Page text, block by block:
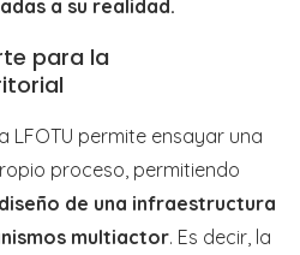
a su realidad.
para la
LFOTU permite ensayar una
proceso, permitiendo
diseño de una infraestructura
multiactor. Es decir, la